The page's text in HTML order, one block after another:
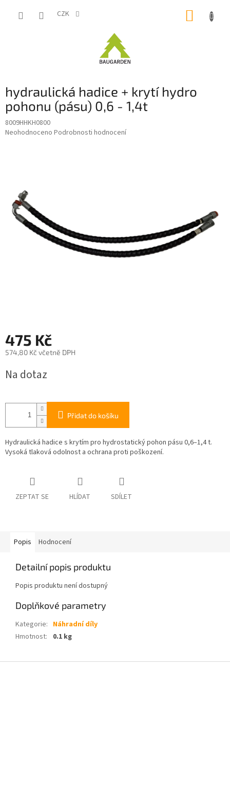
CZK
hydraulická hadice + krytí hydro
pohonu (pásu) 0,6 - 1,4t
8009HHKH0800
Průměrné
hvězdiček.
Neohodnoceno Podrobnosti hodnocení
475 Kč
574,80 Kč včetně DPH
cena:
Na dotaz
Přidat do košíku
Hydraulická hadice s krytím pro hydrostatický pohon pásu 0,6–1,4 t.
Vysoká tlaková odolnost a ochrana proti poškození.
ZEPTAT SE HLÍDAT SDÍLET
Popis Hodnocení
Detailní popis produktu
Popis produktu není dostupný
Doplňkové parametry
Kategorie: Náhradní díly
Hmotnost: 0.1 kg